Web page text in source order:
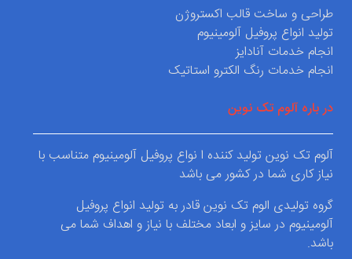
طراحی و ساخت قالب اکستروژن
تولید انواع پروفیل آلومینیوم
انجام خدمات آنادایز
انجام خدمات رنگ الکترو استاتیک
در باره آلوم تک نوین
آلوم تک نوین تولید کننده ا نواع پروفیل آلومینیوم متناسب با
نیاز کاری شما در کشور می باشد
گروه تولیدی الوم تک نوین قادر به تولید انواع پروفیل
آلومینیوم در سایز و ابعاد مختلف با نیاز و اهداف شما می
باشد.